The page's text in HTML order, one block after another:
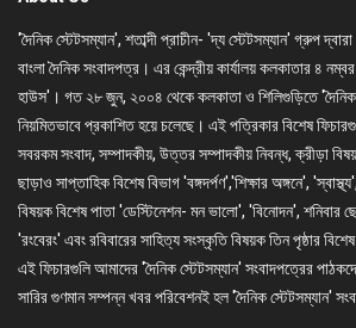
'দৈনিক স্টেটসম্যান', শতাব্দী প্রাচীন- 'দ্য স্টেটসম্যান' গ্রুপ
বাংলা দৈনিক সংবাদপত্র। এর কেন্দ্রীয় কার্যালয় কলকাতার ৪
হাউস'। গত ২৮ জুন, ২০০৪ থেকে কলকাতা ও শিলিগুড়িতে 'দৈনিক
নিয়মিতভাবে প্রকাশিত হয়ে চলেছে। এই পত্রিকার বিশেষ
সবরকম সংবাদ, সম্পাদকীয়, উত্তর সম্পাদকীয় নিবন্ধ, ক্রীড়া
ছাড়াও সাপ্তাহিক বিশেষ বিভাগ 'বঙ্গদর্পণ','শিক্ষার অঙ্গনে',
বিষয়ক বিশেষ পাতা 'ডেস্টিনেশন- মন ভালো', 'বিনোদন', শনিবার
'রংবেরং' এবং রবিবারের সাহিত্য সংস্কৃতি বিষয়ক তিন পৃষ্ঠার
এই ফিচারগুলি আমাদের 'দৈনিক স্টেটসম্যান' সংবাদপত্রের
সারির গুণমান সম্পন্ন খবর পরিবেশনই হল 'দৈনিক স্টেটসম্যান'